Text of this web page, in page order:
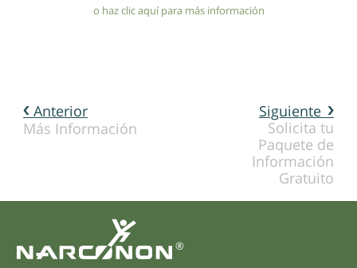
o haz clic aquí para más información
Siguiente
Solicita tu
Paquete de
Información
Gratuito
Anterior
Más Información
®